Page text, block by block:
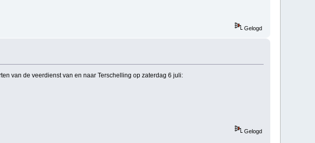
Gelogd
van de veerdienst van en naar Terschelling op zaterdag 6 juli:
Gelogd